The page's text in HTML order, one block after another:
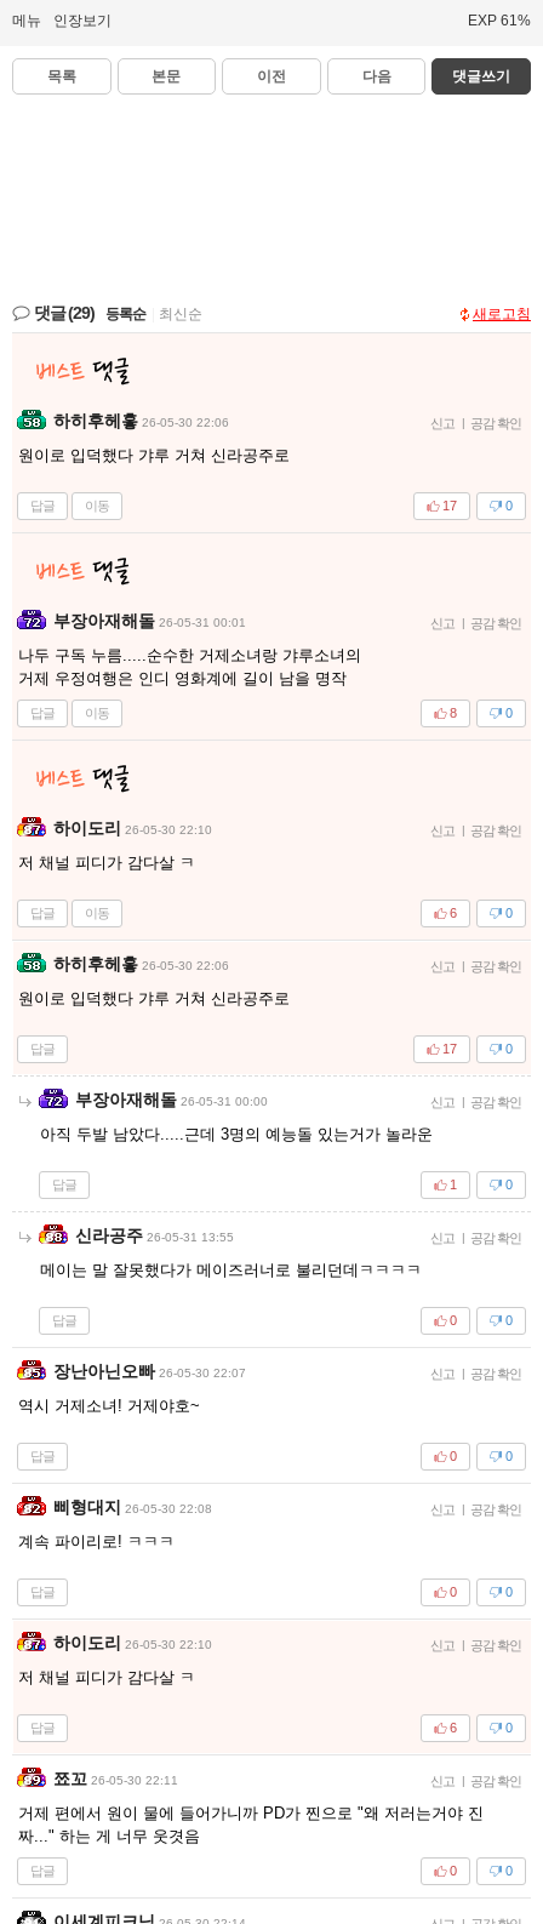
메뉴 인장보기 EXP 61%
목록 본문 이전 다음 댓글쓰기
댓글(29) 등록순 최신순 새로고침
하히후헤홓 26-05-30 22:06 신고 | 공감 확인
원이로 입덕했다 갸루 거쳐 신라공주로
답글 이동 0
17
부장아재해돌 26-05-31 00:01 신고 | 공감 확인
나두 구독 누름.....순수한 거제소녀랑 갸루소녀의
거제 우정여행은 인디 영화계에 길이 남을 명작
답글 이동 0
8
하이도리 26-05-30 22:10 신고 | 공감 확인
저 채널 피디가 감다살 ㅋ
답글 이동 0
6
하히후헤홓 26-05-30 22:06 신고 | 공감 확인
원이로 입덕했다 갸루 거쳐 신라공주로
답글 0
17
부장아재해돌 26-05-31 00:00 신고 | 공감 확인
아직 두발 남았다.....근데 3명의 예능돌 있는거가 놀라운
답글 0
1
신라공주 26-05-31 13:55 신고 | 공감 확인
메이는 말 잘못했다가 메이즈러너로 불리던데ㅋㅋㅋㅋ
답글 0
0
장난아닌오빠 26-05-30 22:07 신고 | 공감 확인
역시 거제소녀! 거제야호~
답글 0
0
삐형대지 26-05-30 22:08 신고 | 공감 확인
계속 파이리로! ㅋㅋㅋ
답글 0
0
하이도리 26-05-30 22:10 신고 | 공감 확인
저 채널 피디가 감다살 ㅋ
답글 0
6
쬬꼬 26-05-30 22:11 신고 | 공감 확인
거제 편에서 원이 물에 들어가니까 PD가 찐으로 "왜 저러는거야 진
짜..." 하는 게 너무 웃겻음
답글 0
0